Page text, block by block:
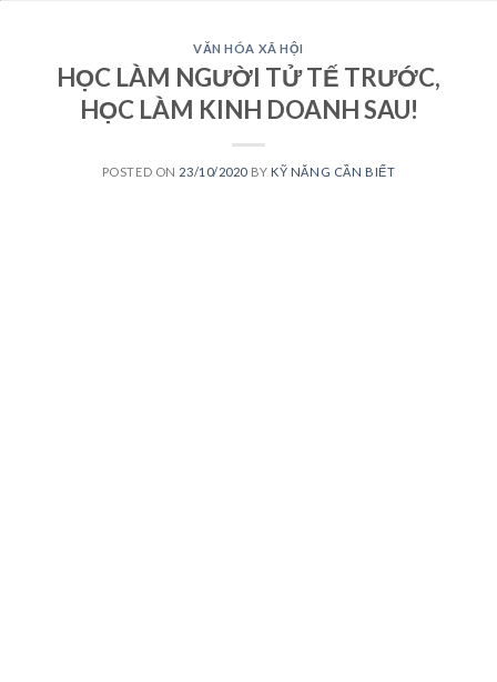
VĂN HÓA XÃ HỘI
HỌC LÀM NGƯỜI TỬ TẾ TRƯỚC,
HỌC LÀM KINH DOANH SAU!
POSTED ON 23/10/2020 BY KỸ NĂNG CẦN BIẾT